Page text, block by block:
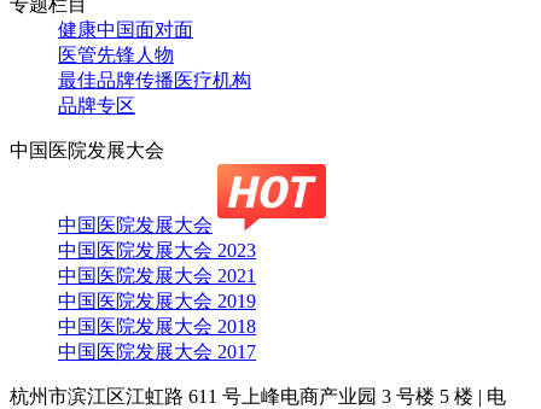
专题栏目
健康中国面对面
医管先锋人物
最佳品牌传播医疗机构
品牌专区
中国医院发展大会
中国医院发展大会
中国医院发展大会 2023
中国医院发展大会 2021
中国医院发展大会 2019
中国医院发展大会 2018
中国医院发展大会 2017
杭州市滨江区江虹路 611 号上峰电商产业园 3 号楼 5 楼 | 电